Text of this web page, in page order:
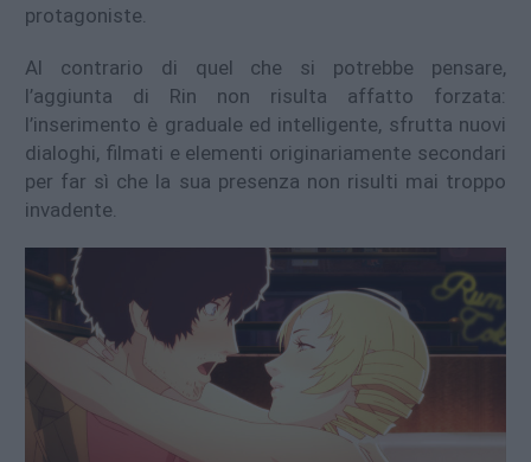
protagoniste.
Al contrario di quel che si potrebbe pensare,
l’aggiunta di Rin non risulta affatto forzata:
l’inserimento è graduale ed intelligente, sfrutta nuovi
dialoghi, filmati e elementi originariamente secondari
per far sì che la sua presenza non risulti mai troppo
invadente.